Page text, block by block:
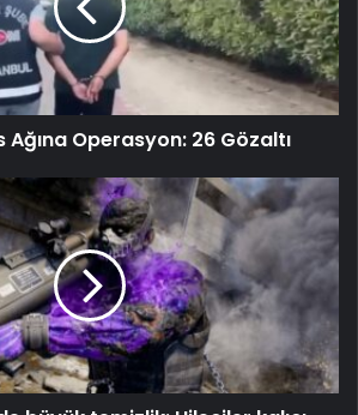
Ağına Operasyon: 26 Gözaltı